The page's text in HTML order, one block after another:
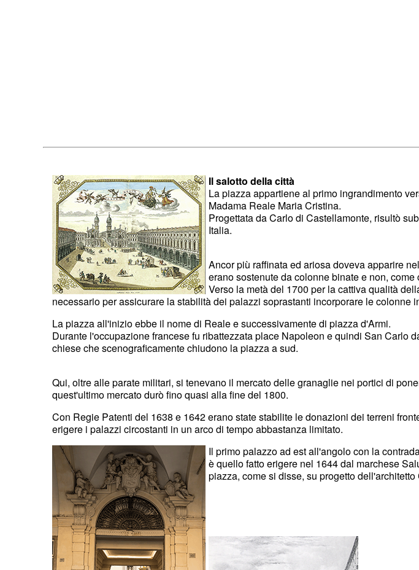
Il salotto della città
La piazza appartiene al primo ingrandimento
Madama Reale Maria Cristina.
Progettata da Carlo di Castellamonte, risultò
Italia.
Ancor più raffinata ed ariosa doveva apparire
erano sostenute da colonne binate e non,
Verso la metà del 1700 per la cattiva qualità
necessario per assicurare la stabilità dei palazzi soprastanti incorporare le colonne
La piazza all'inizio ebbe il nome di Reale e successivamente di piazza d'Armi.
Durante l'occupazione francese fu ribattezzata place Napoleon e quindi San Carlo
chiese che scenograficamente chiudono la piazza a sud.
Qui, oltre alle parate militari, si tenevano il mercato delle granaglie nei portici di
quest'ultimo mercato durò fino quasi alla fine del 1800.
Con Regie Patenti del 1638 e 1642 erano state stabilite le donazioni dei terreni
erigere i palazzi circostanti in un arco di tempo abbastanza limitato.
Il primo palazzo ad est all'angolo con la
è quello fatto erigere nel 1644 dal marchese
piazza, come si disse, su progetto